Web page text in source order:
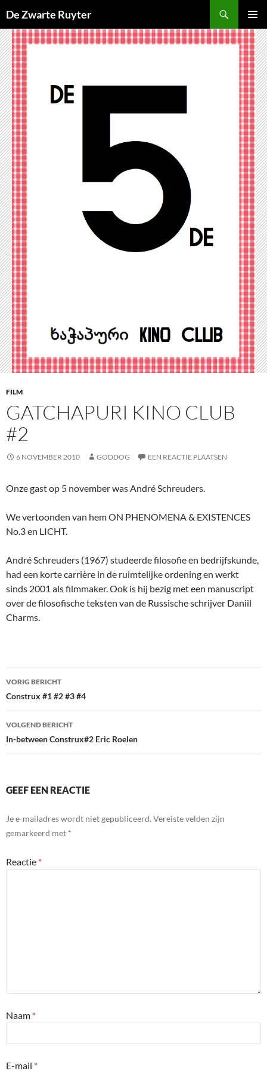
naar
de
inhoud
De Zwarte Ruyter
MENU
FILM
GATCHAPURI KINO CLUB
#2
6 NOVEMBER 2010 GODDOG EEN REACTIE PLAATSEN
Onze gast op 5 november was André Schreuders.
We vertoonden van hem ON PHENOMENA & EXISTENCES
No.3 en LICHT.
André Schreuders (1967) studeerde filosofie en bedrijfskunde,
had een korte carrière in de ruimtelijke ordening en werkt
sinds 2001 als filmmaker. Ook is hij bezig met een manuscript
over de filosofische teksten van de Russische schrijver Daniil
Charms.
Bericht
navigatie
VORIG BERICHT
Construx #1 #2 #3 #4
VOLGEND BERICHT
In-between Construx#2 Eric Roelen
GEEF EEN REACTIE
Je e-mailadres wordt niet gepubliceerd. Vereiste velden zijn
gemarkeerd met *
Reactie *
Naam *
E-mail *